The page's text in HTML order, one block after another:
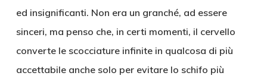
ed insignificanti. Non era un granché, ad essere
sinceri, ma penso che, in certi momenti, il cervello
converte le scocciature infinite in qualcosa di più
accettabile anche solo per evitare lo schifo più